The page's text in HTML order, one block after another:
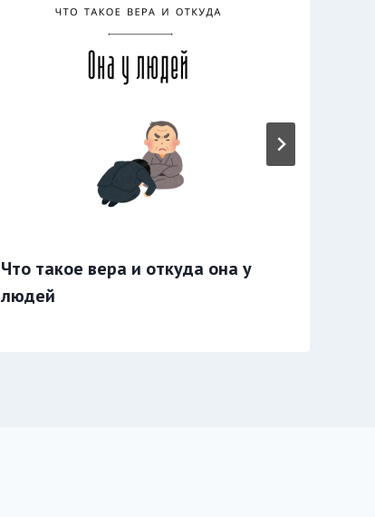
Что такое вера и откуда она у
людей